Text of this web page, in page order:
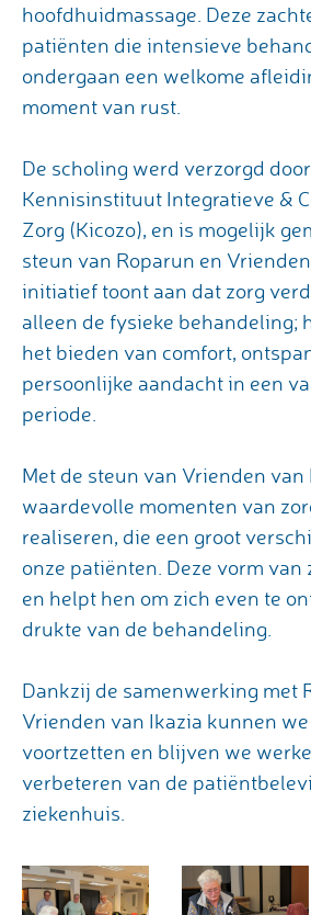
hoofdhuidmassage. Deze
patiënten die intensieve
ondergaan een welkome
moment van rust.
De scholing werd verzorgd
Kennisinstituut Integratieve &
Zorg (Kicozo), en is mogelijk
steun van Roparun en
initiatief toont aan dat zorg
alleen de fysieke behandeling;
het bieden van comfort,
persoonlijke aandacht in een
periode.
Met de steun van Vrienden
waardevolle momenten van
realiseren, die een groot
onze patiënten. Deze vorm
en helpt hen om zich even te
drukte van de behandeling.
Dankzij de samenwerking met
Vrienden van Ikazia kunnen
voortzetten en blijven we
verbeteren van de
ziekenhuis.